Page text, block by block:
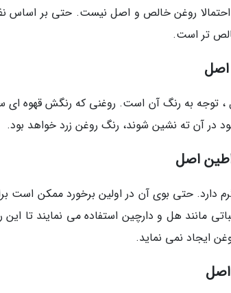
احتمالا روغن خالص و اصل نیست. حتی بر اساس
تر است.
اصل
توجه به رنگ آن است. روغنی که رنگش قهوه ای
در آن ته نشین شوند، رنگ روغن زرد خواهد بود.
اصل
دارد. حتی بوی آن در اولین برخورد ممکن است
مانند هل و دارچین استفاده می نمایند تا
ایجاد نمی نماید.
اصل